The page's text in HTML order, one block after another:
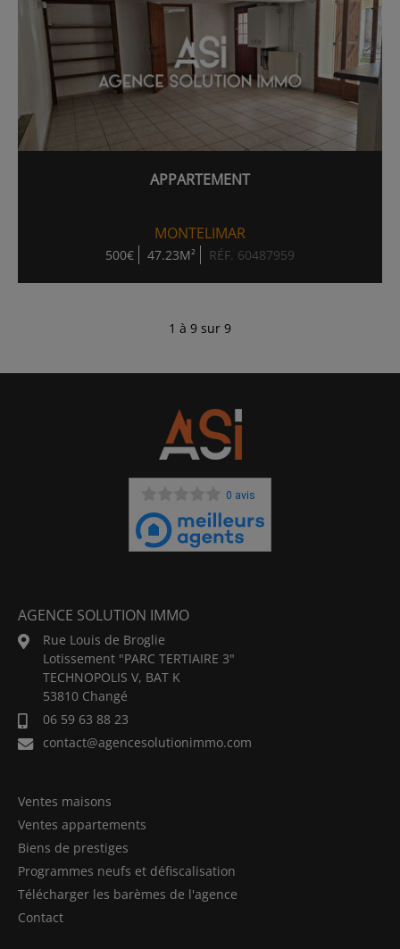
APPARTEMENT
MONTELIMAR
500€ 47.23M² RÉF. 60487959
1 à 9 sur 9
0 avis
AGENCE SOLUTION IMMO
Rue Louis de Broglie
Lotissement "PARC TERTIAIRE 3"
TECHNOPOLIS V, BAT K
53810 Changé
06 59 63 88 23
contact@agencesolutionimmo.com
Ventes maisons
Ventes appartements
Biens de prestiges
Programmes neufs et défiscalisation
Télécharger les barèmes de l'agence
Contact